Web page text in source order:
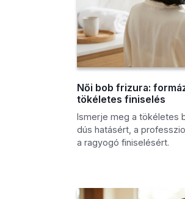
Női bob frizura:
tökéletes finiselés
Ismerje meg a tökéletes
dús hatásért, a
a ragyogó finiselésért.